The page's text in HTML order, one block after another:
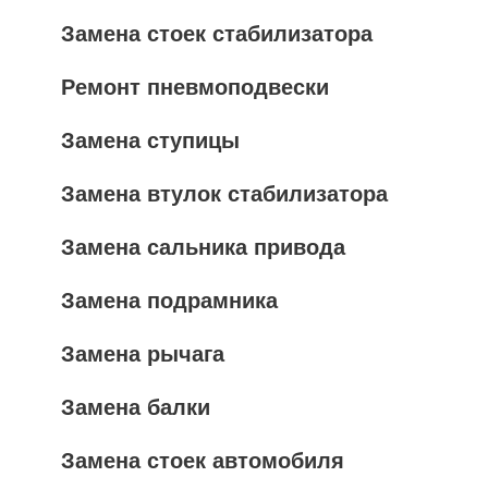
Замена стоек стабилизатора
Ремонт пневмоподвески
Замена ступицы
Замена втулок стабилизатора
Замена сальника привода
Замена подрамника
Замена рычага
Замена балки
Замена стоек автомобиля